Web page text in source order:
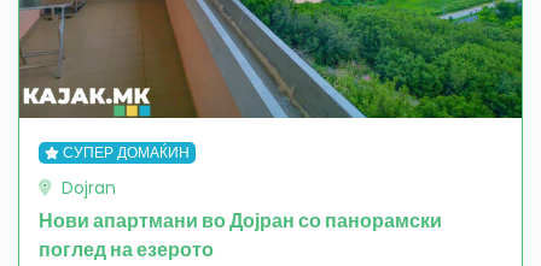
СУПЕР ДОМАЌИН
Dojran
Нови апартмани во Дојран со панорамски
поглед на езерото